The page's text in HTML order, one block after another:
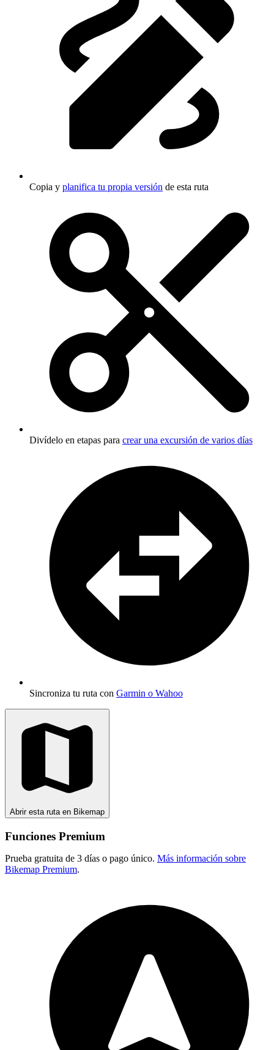
Copia y planifica tu propia versión de esta ruta
Divídelo en etapas para crear una excursión de varios días
Sincroniza tu ruta con Garmin o Wahoo
Abrir esta ruta en Bikemap
Funciones Premium
Prueba gratuita de 3 días o pago único. Más información sobre
Bikemap Premium.